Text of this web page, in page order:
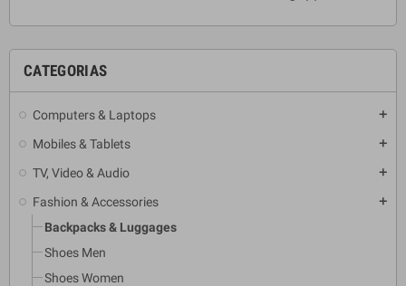
CATEGORIAS
Computers & Laptops add
Mobiles & Tablets add
TV, Video & Audio add
Fashion & Accessories add
Backpacks & Luggages
Shoes Men
Shoes Women